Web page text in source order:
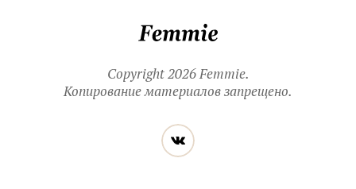
Copyright 2026 Femmie.
Копирование материалов запрещено.
Читайте
нас
в социальных